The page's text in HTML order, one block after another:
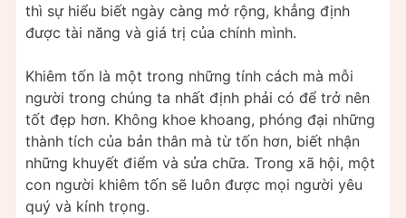
thì sự hiểu biết ngày càng mở rộng, khẳng định
được tài năng và giá trị của chính mình.
Khiêm tốn là một trong những tính cách mà mỗi
người trong chúng ta nhất định phải có để trở nên
tốt đẹp hơn. Không khoe khoang, phóng đại những
thành tích của bản thân mà từ tốn hơn, biết nhận
những khuyết điểm và sửa chữa. Trong xã hội, một
con người khiêm tốn sẽ luôn được mọi người yêu
quý và kính trọng.